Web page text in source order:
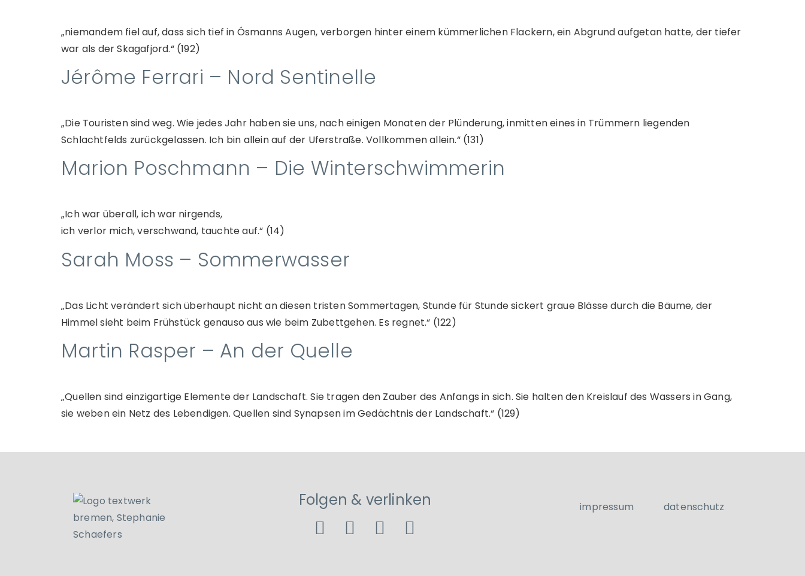
„niemandem fiel auf, dass sich tief in Ósmanns Augen, verborgen hinter einem kümmerlichen Flackern, ein Abgrund aufgetan hatte, der tiefer
war als der Skagafjord.“ (192)
Jérôme Ferrari – Nord Sentinelle
„Die Touristen sind weg. Wie jedes Jahr haben sie uns, nach einigen Monaten der Plünderung, inmitten eines in Trümmern liegenden
Schlachtfelds zurückgelassen. Ich bin allein auf der Uferstraße. Vollkommen allein.“ (131)
Marion Poschmann – Die Winterschwimmerin
„Ich war überall, ich war nirgends,
ich verlor mich, verschwand, tauchte auf.“ (14)
Sarah Moss – Sommerwasser
„Das Licht verändert sich überhaupt nicht an diesen tristen Sommertagen, Stunde für Stunde sickert graue Blässe durch die Bäume, der
Himmel sieht beim Frühstück genauso aus wie beim Zubettgehen. Es regnet.“ (122)
Martin Rasper – An der Quelle
„Quellen sind einzigartige Elemente der Landschaft. Sie tragen den Zauber des Anfangs in sich. Sie halten den Kreislauf des Wassers in Gang,
sie weben ein Netz des Lebendigen. Quellen sind Synapsen im Gedächtnis der Landschaft.“ (129)
Folgen & verlinken impressum datenschutz